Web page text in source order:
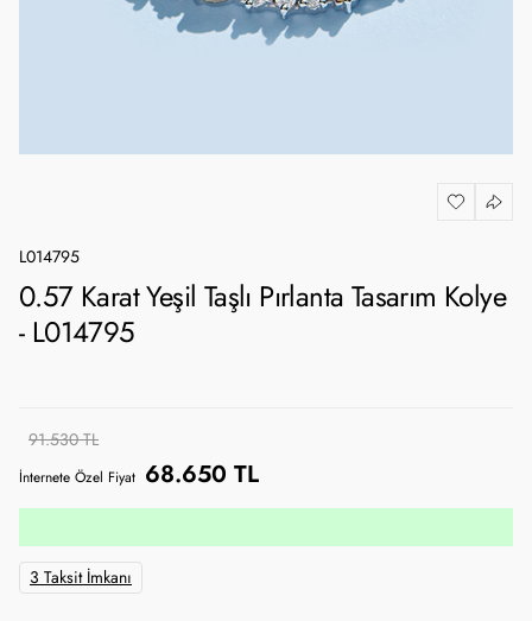
L014795
0.57 Karat Yeşil Taşlı Pırlanta Tasarım Kolye
- L014795
91.530 TL
İnternete Özel Fiyat 68.650 TL
3 Taksit İmkanı